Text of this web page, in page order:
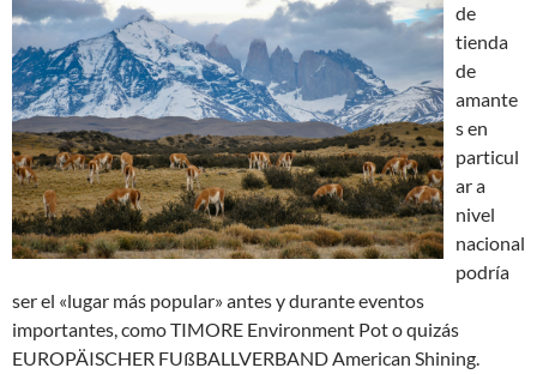
de
tienda
de
amante
s en
particul
ar a
nivel
nacional
podría
ser el «lugar más popular» antes y durante eventos
importantes, como TIMORE Environment Pot o quizás
EUROPÄISCHER FUßBALLVERBAND American Shining.